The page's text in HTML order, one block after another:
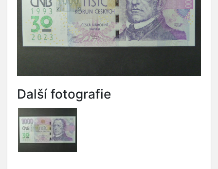
Další fotografie